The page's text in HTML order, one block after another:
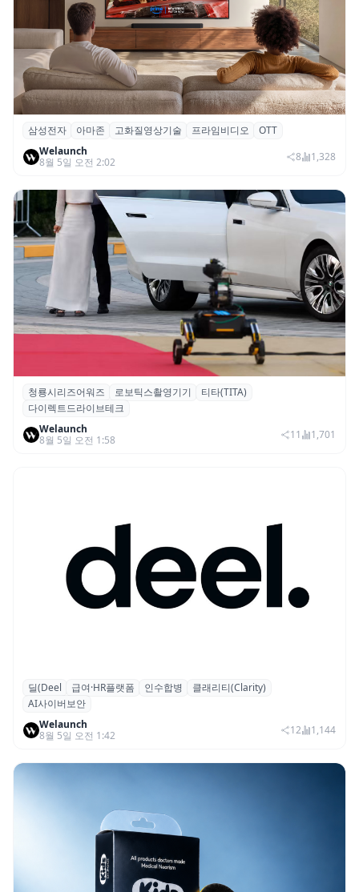
삼성전자·아마존, 프라임 비디오에 ‘HDR10+
어드밴스드’ 적용
삼성전자 아마존 고화질영상기술 프라임비디오
OTT
Welaunch
8월 5일 오전 2:02
8 1,328
청룡시리즈어워즈 레드카펫에 등장한 바퀴
형 이족 보행 로봇 ‘티타(TITA)’
청룡시리즈어워즈 로보틱스촬영기기
티타(TITA)
다이렉트드라이브테크
Welaunch
8월 5일 오전 1:58
11 1,701
글로벌 HR 플랫폼 딜(Deel), ARR 15억 달러
돌파…AI 보안 역량 강화
딜(Deel 급여·HR플랫폼 인수합병
클래리티(Clarity)
AI사이버보안
Welaunch
8월 5일 오전 1:42
12 1,144